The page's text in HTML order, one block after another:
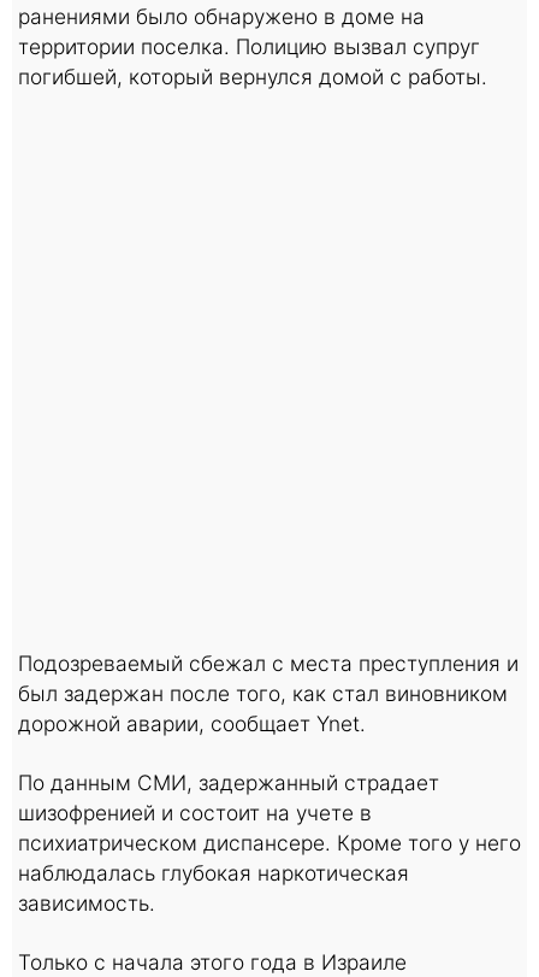
ранениями было обнаружено в доме на
территории поселка. Полицию вызвал супруг
погибшей, который вернулся домой с работы.
Подозреваемый сбежал с места преступления и
был задержан после того, как стал виновником
дорожной аварии, сообщает Ynet.
По данным СМИ, задержанный страдает
шизофренией и состоит на учете в
психиатрическом диспансере. Кроме того у него
наблюдалась глубокая наркотическая
зависимость.
Только с начала этого года в Израиле